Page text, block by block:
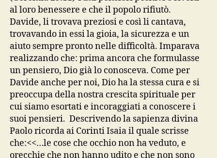
al loro benessere e che il popolo rifiutò.
Davide, li trovava preziosi e così li cantava,
trovavando in essi la gioia, la sicurezza e un
aiuto sempre pronto nelle difficoltà. Imparava
realizzando che: prima ancora che formulasse
un pensiero, Dio già lo conosceva. Come per
Davide anche per noi, Dio ha la stessa cura e si
preoccupa della nostra crescita spirituale per
cui siamo esortati e incoraggiati a conoscere i
suoi pensieri. Descrivendo la sapienza divina
Paolo ricorda ai Corinti Isaia il quale scrisse
che:<<…le cose che occhio non ha veduto, e
orecchie che non hanno udito e che non sono